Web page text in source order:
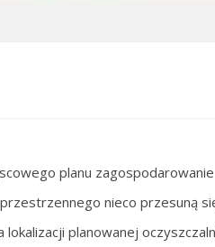
planu zagospodarowanie
nieco przesuną
planowanej